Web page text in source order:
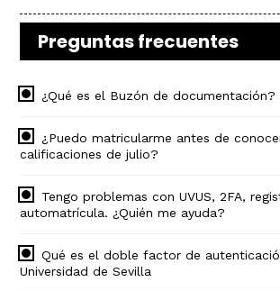
Preguntas frecuentes
¿Qué es el Buzón de documentación?
¿Puedo matricularme antes de
calificaciones de julio?
Tengo problemas con UVUS, 2FA,
automatrícula. ¿Quién me ayuda?
Qué es el doble factor de
Universidad de Sevilla